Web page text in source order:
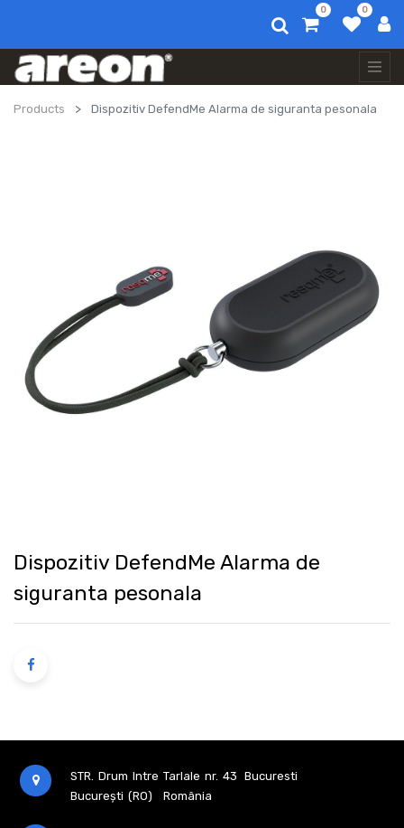
0 0
Products Dispozitiv DefendMe Alarma de siguranta pesonala
Dispozitiv DefendMe Alarma de
siguranta pesonala
STR. Drum Intre Tarlale nr. 43
Bucuresti
București (RO)
România